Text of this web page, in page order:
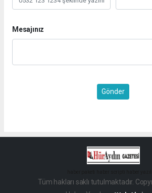
Mesajınız
Gönder
Tüm hakları saklı tutulmaktadır.